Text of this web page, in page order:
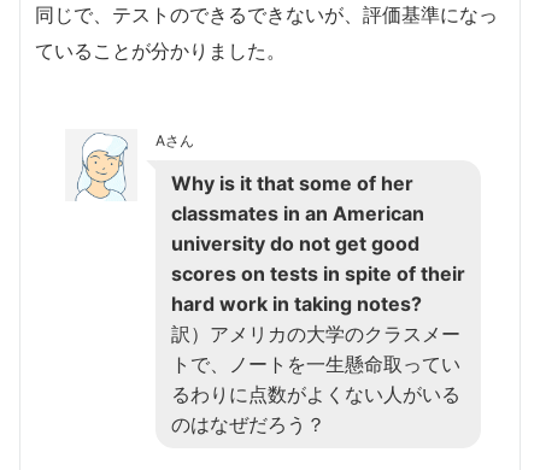
同じで、テストのできるできないが、評価基準になっ
ていることが分かりました。
Aさん
Why is it that some of her
classmates in an American
university do not get good
scores on tests in spite of their
hard work in taking notes?
訳）アメリカの大学のクラスメー
トで、ノートを一生懸命取ってい
るわりに点数がよくない人がいる
のはなぜだろう？